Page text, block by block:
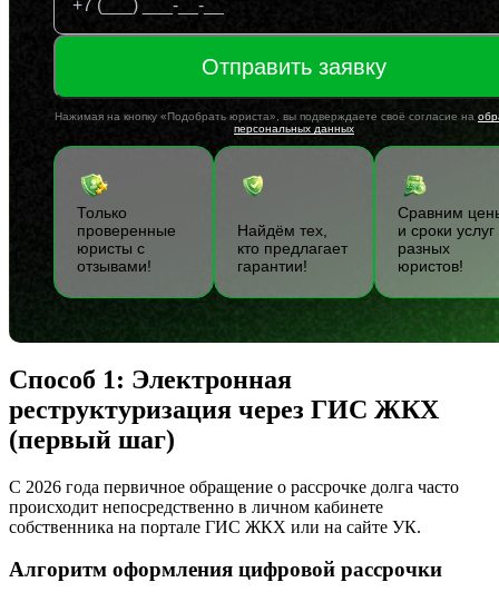
Отправить заявку
Нажимая на кнопку «Подобрать юриста», вы подверждаете своё согласие на
персональных данных
Только
проверенные
юристы с
отзывами!
Найдём тех,
кто предлагает
гарантии!
Сравним
и сроки услуг
разных
юристов!
Способ 1: Электронная
реструктуризация через ГИС ЖКХ
(первый шаг)
С 2026 года первичное обращение о рассрочке долга часто
происходит непосредственно в личном кабинете
собственника на портале ГИС ЖКХ или на сайте УК.
Алгоритм оформления цифровой рассрочки